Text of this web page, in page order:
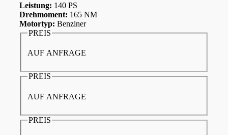
Leistung: 140 PS
Drehmoment: 165 NM
Motortyp: Benziner
PREIS
AUF ANFRAGE
PREIS
AUF ANFRAGE
PREIS